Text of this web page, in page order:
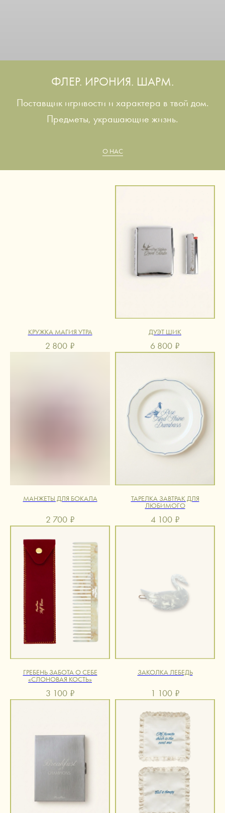
ФЛЕР. ИРОНИЯ. ШАРМ.
Поставщик игривости и характера в твой дом.
Предметы, украшающие жизнь.
О НАС
КРУЖКА МАГИЯ УТРА
2 800 ₽
ДУЭТ ШИК
6 800 ₽
МАНЖЕТЫ ДЛЯ БОКАЛА
2 700 ₽
ТАРЕЛКА ЗАВТРАК ДЛЯ
ЛЮБИМОГО
4 100 ₽
ГРЕБЕНЬ ЗАБОТА О СЕБЕ
«СЛОНОВАЯ КОСТЬ»
3 100 ₽
ЗАКОЛКА ЛЕБЕДЬ
1 100 ₽